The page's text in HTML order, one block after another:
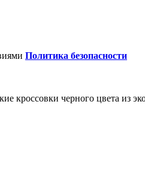
Политика безопасности
кроссовки черного цвета из